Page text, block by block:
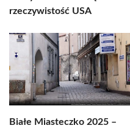
rzeczywistość USA
Białe Miasteczko 2025 –